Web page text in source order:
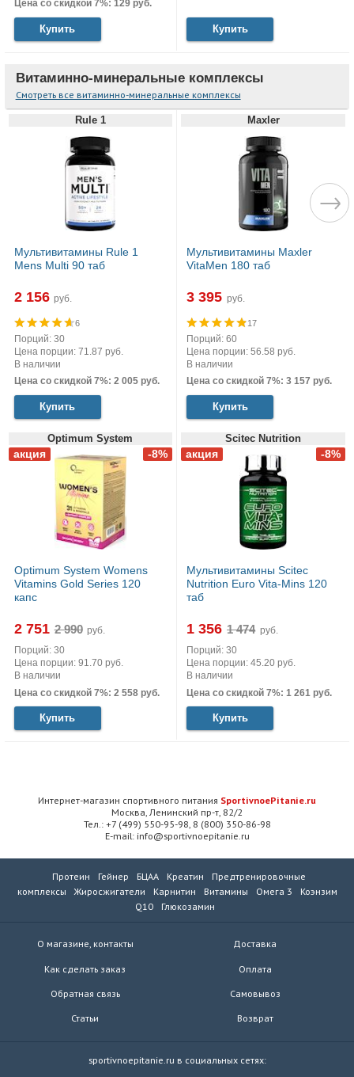
Цена со скидкой 7%: 129 руб.
Купить Купить
Витаминно-минеральные комплексы
Смотреть все витаминно-минеральные комплексы
Rule 1
Мультивитамины Rule 1
Mens Multi 90 таб
2 156 руб.
6
Порций: 30
Цена порции: 71.87 руб.
В наличии
Цена со скидкой 7%: 2 005 руб.
Купить
Maxler
Мультивитамины Maxler
VitaMen 180 таб
3 395 руб.
17
Порций: 60
Цена порции: 56.58 руб.
В наличии
Цена со скидкой 7%: 3 157 руб.
Купить
Optimum System
Optimum System Womens
Vitamins Gold Series 120
капс
2 751
руб.
Порций: 30
Цена порции: 91.70 руб.
В наличии
Цена со скидкой 7%: 2 558 руб.
Купить
Scitec Nutrition
Мультивитамины Scitec
Nutrition Euro Vita-Mins 120
таб
1 356
руб.
Порций: 30
Цена порции: 45.20 руб.
В наличии
Цена со скидкой 7%: 1 261 руб.
Купить
Интернет-магазин спортивного питания SportivnoePitanie.ru
Москва, Ленинский пр-т, 82/2
Тел.: +7 (499) 550-95-98, 8 (800) 350-86-98
E-mail: info@sportivnoepitanie.ru
Протеин Гейнер БЦАА Креатин
Предтренировочные
комплексы
Жиросжигатели Карнитин Витамины Омега 3
Коэнзим
Q10
Глюкозамин
О магазине, контакты
Как сделать заказ
Обратная связь
Статьи
Доставка
Оплата
Самовывоз
Возврат
sportivnoepitanie.ru в социальных сетях: